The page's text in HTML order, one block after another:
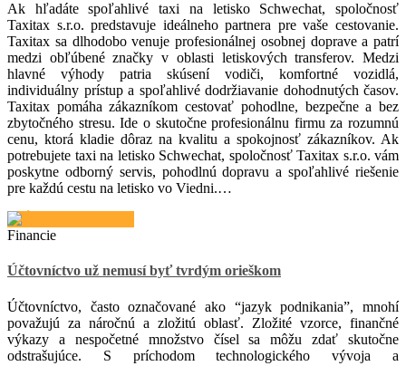
Ak hľadáte spoľahlivé taxi na letisko Schwechat, spoločnosť
Taxitax s.r.o. predstavuje ideálneho partnera pre vaše cestovanie.
Taxitax sa dlhodobo venuje profesionálnej osobnej doprave a patrí
medzi obľúbené značky v oblasti letiskových transferov. Medzi
hlavné výhody patria skúsení vodiči, komfortné vozidlá,
individuálny prístup a spoľahlivé dodržiavanie dohodnutých časov.
Taxitax pomáha zákazníkom cestovať pohodlne, bezpečne a bez
zbytočného stresu. Ide o skutočne profesionálnu firmu za rozumnú
cenu, ktorá kladie dôraz na kvalitu a spokojnosť zákazníkov. Ak
potrebujete taxi na letisko Schwechat, spoločnosť Taxitax s.r.o. vám
poskytne odborný servis, pohodlnú dopravu a spoľahlivé riešenie
pre každú cestu na letisko vo Viedni.…
Financie
Účtovníctvo už nemusí byť tvrdým orieškom
Účtovníctvo, často označované ako “jazyk podnikania”, mnohí
považujú za náročnú a zložitú oblasť. Zložité vzorce, finančné
výkazy a nespočetné množstvo čísel sa môžu zdať skutočne
odstrašujúce. S príchodom technologického vývoja a